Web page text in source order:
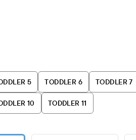
5 TODDLER 6 TODDLER 7
10 TODDLER 11